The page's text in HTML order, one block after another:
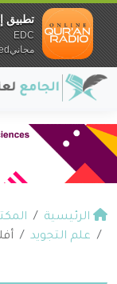
الرئيسية
علم التجويد
تطبيق
EDC
مجانيundefined